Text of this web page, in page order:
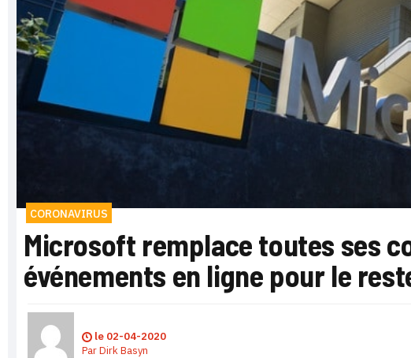
CORONAVIRUS
Microsoft remplace toutes ses
événements en ligne pour le
le 02-04-2020
ParDirk Basyn